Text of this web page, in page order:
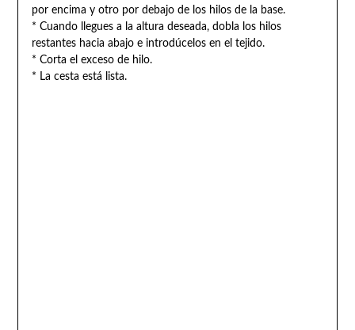
por encima y otro por debajo de los hilos de la base.
* Cuando llegues a la altura deseada, dobla los hilos
restantes hacia abajo e introdúcelos en el tejido.
* Corta el exceso de hilo.
* La cesta está lista.